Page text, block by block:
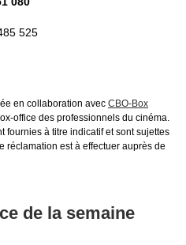
525
en collaboration avec CBO-Box
office des professionnels du cinéma.
fournies à titre indicatif et sont sujettes
réclamation est à effectuer auprès de
de la semaine